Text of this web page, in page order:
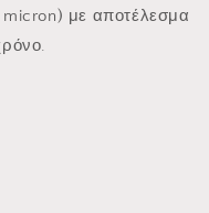
με αποτέλεσμα